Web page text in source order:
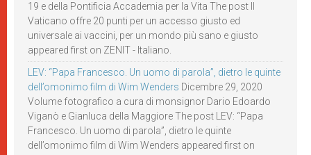
19 e della Pontificia Accademia per la Vita The post Il
Vaticano offre 20 punti per un accesso giusto ed
universale ai vaccini, per un mondo più sano e giusto
appeared first on ZENIT - Italiano.
LEV: “Papa Francesco. Un uomo di parola”, dietro le quinte
dell’omonimo film di Wim Wenders Dicembre 29, 2020
Volume fotografico a cura di monsignor Dario Edoardo
Viganò e Gianluca della Maggiore The post LEV: “Papa
Francesco. Un uomo di parola”, dietro le quinte
dell’omonimo film di Wim Wenders appeared first on